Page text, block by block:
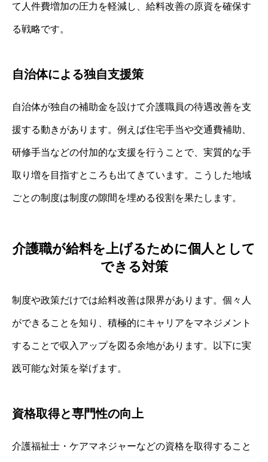
て人件費増加の圧力を軽減し、給料改善の原資を確保す
る戦略です。
自治体による独自支援策
自治体が独自の補助金を設けて介護職員の待遇改善を支
援する動きがあります。例えば住宅手当や交通費補助、
研修手当などの付加的な支援を行うことで、実質的な手
取り増を目指すところも出てきています。こうした地域
ごとの制度は制度の隙間を埋める役割を果たします。
介護職が給料を上げるために個人として
できる対策
制度や政策だけでは給料改善は限界があります。個々人
ができることを知り、積極的にキャリアをマネジメント
することで収入アップを図る余地があります。以下に実
践可能な対策を挙げます。
資格取得と専門性の向上
介護福祉士・ケアマネジャーなどの資格を取得すること